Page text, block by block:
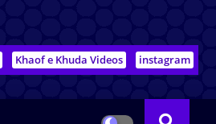
Khaof e Khuda Videos instagram